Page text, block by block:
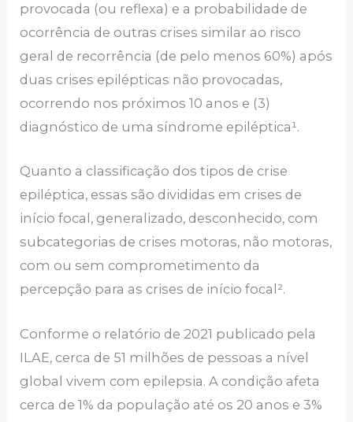
provocada (ou reflexa) e a probabilidade de
ocorrência de outras crises similar ao risco
geral de recorrência (de pelo menos 60%) após
duas crises epilépticas não provocadas,
ocorrendo nos próximos 10 anos e (3)
diagnóstico de uma síndrome epiléptica¹.
Quanto a classificação dos tipos de crise
epiléptica, essas são divididas em crises de
início focal, generalizado, desconhecido, com
subcategorias de crises motoras, não motoras,
com ou sem comprometimento da
percepção para as crises de início focal².
Conforme o relatório de 2021 publicado pela
ILAE, cerca de 51 milhões de pessoas a nível
global vivem com epilepsia. A condição afeta
cerca de 1% da população até os 20 anos e 3%